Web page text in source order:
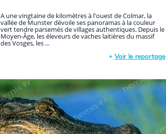
A une vingtaine de kilomètres à l'ouest de Colmar, la
vallée de Munster dévoile ses panoramas à la couleur
vert tendre parsemés de villages authentiques. Depuis le
Moyen-Âge, les éleveurs de vaches laitières du massif
des Vosges, les ...
+ Voir le reportage